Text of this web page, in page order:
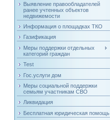
Выявление правообладателей
ранее учтенных объектов
недвижемости
Информация о площадках ТКО
Газификация
Меры поддержки отдельных
категорий граждан
Test
Гос.услуги дом
Меры социальной поддержки
семьям участникам СВО
Ликвидация
Бесплатная юридическая помощь